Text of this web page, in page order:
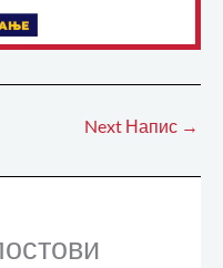
Next Напис →